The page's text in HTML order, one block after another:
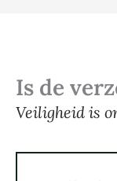
Is de
Veiligheid is